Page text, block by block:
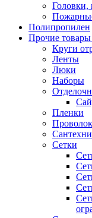
Полипропилен
Прочие
Круги
Ленты
Люки
Наборы
Пленки
Сетки